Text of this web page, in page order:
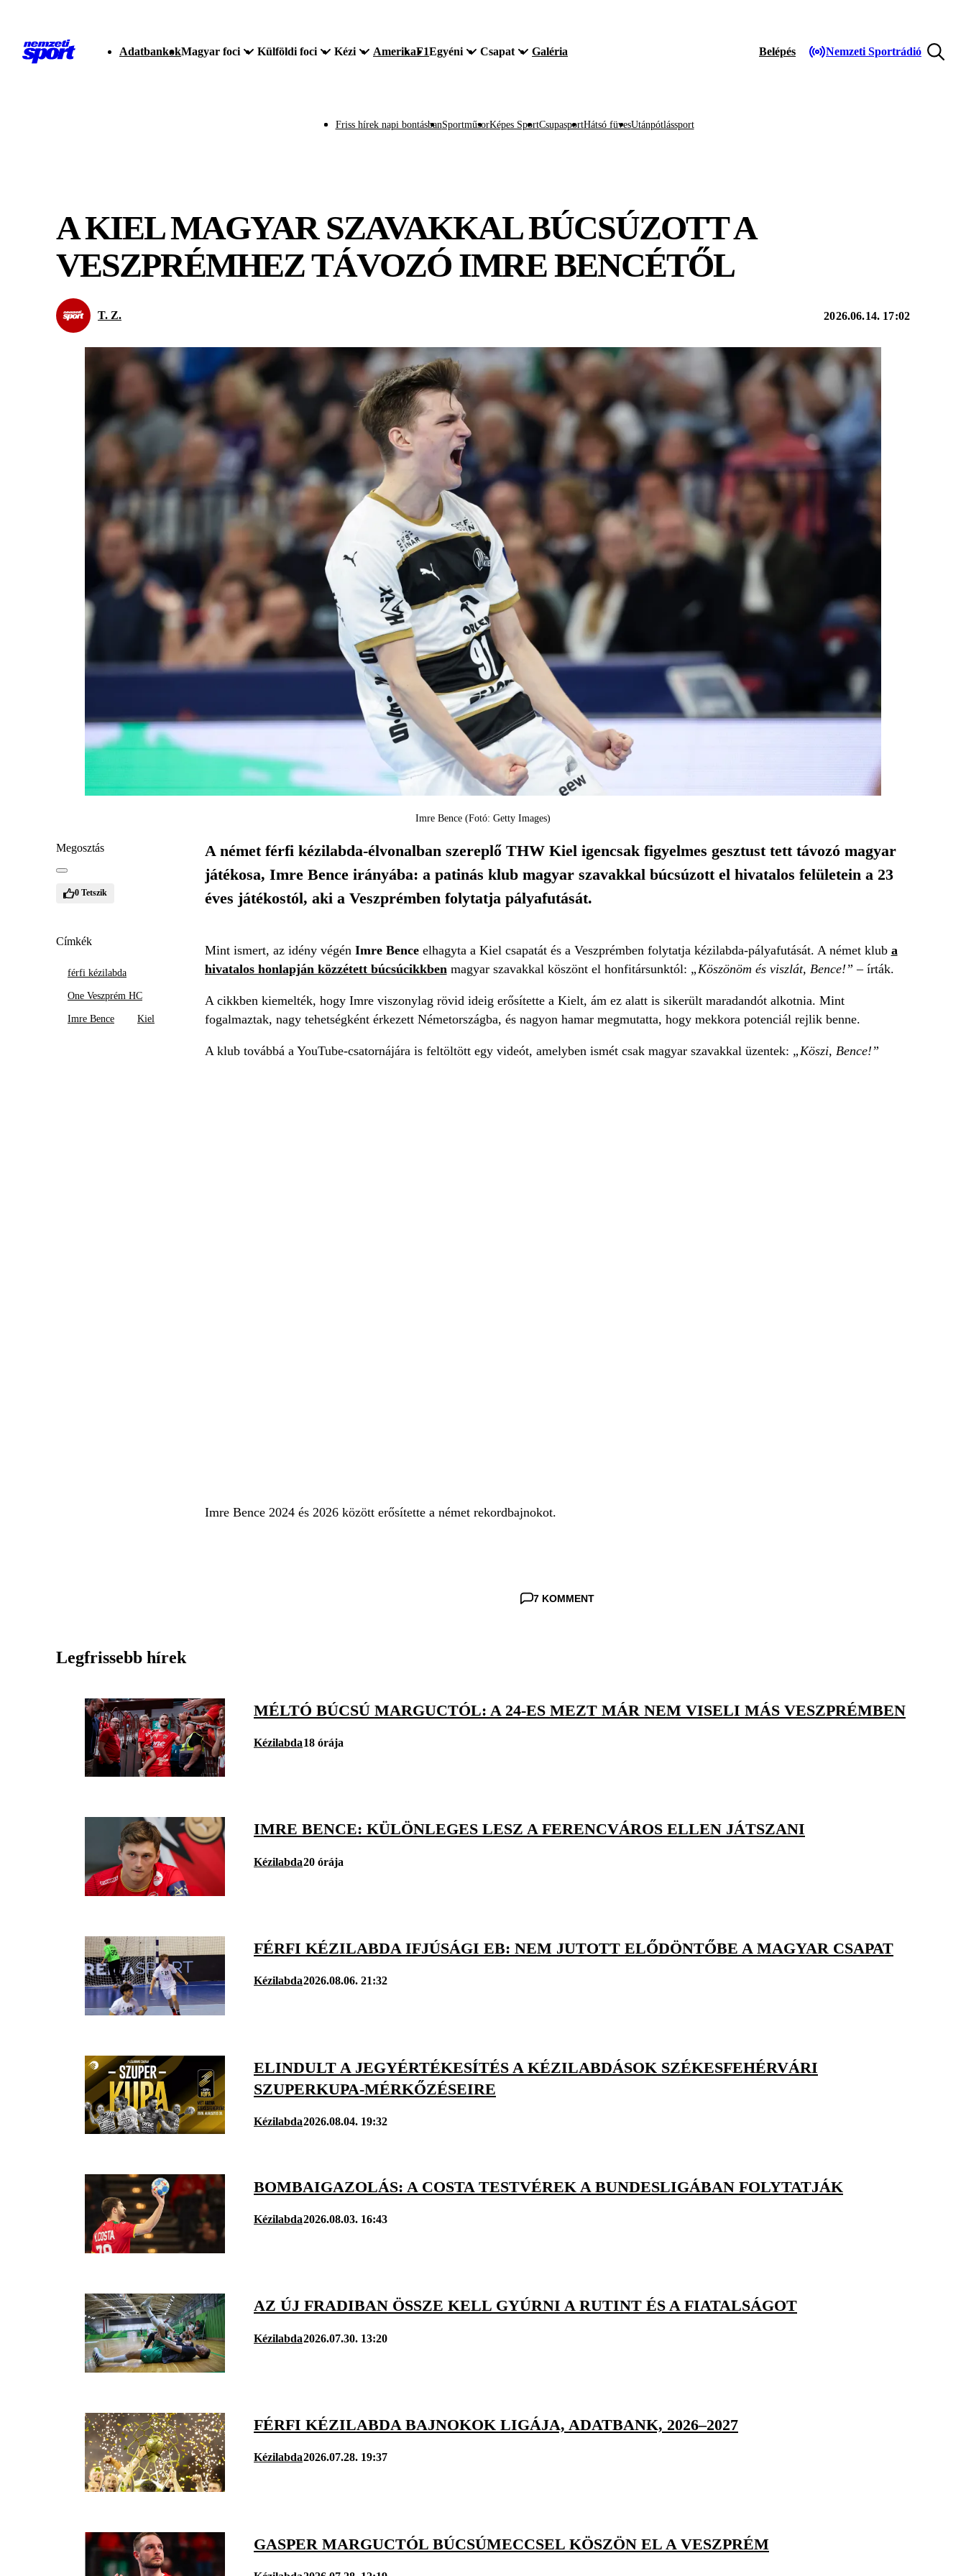
AdatbankokMagyar foci Külföldi foci Kézi AmerikaF1Egyéni Csapat Galéria Belépés Nemzeti Sportrádió
Friss hírek napi bontásbanSportműsorKépes SportCsupasportHátsó füvesUtánpótlássport
A KIEL MAGYAR SZAVAKKAL BÚCSÚZOTT A
VESZPRÉMHEZ TÁVOZÓ IMRE BENCÉTŐL
T. Z. 2026.06.14. 17:02
Imre Bence (Fotó: Getty Images)
Megosztás
0 Tetszik
Címkék
férfi kézilabda
One Veszprém HC
Imre Bence Kiel
A német férfi kézilabda-élvonalban szereplő THW Kiel igencsak figyelmes gesztust tett távozó magyar
játékosa, Imre Bence irányába: a patinás klub magyar szavakkal búcsúzott el hivatalos felületein a 23
éves játékostól, aki a Veszprémben folytatja pályafutását.
Mint ismert, az idény végén Imre Benceelhagyta a Kiel csapatát és a Veszprémben folytatja kézilabda-pályafutását. A német klub a
hivatalos honlapján közzétett búcsúcikkben magyar szavakkal köszönt el honfitársunktól: „Köszönöm és viszlát, Bence!”– írták.
A cikkben kiemelték, hogy Imre viszonylag rövid ideig erősítette a Kielt, ám ez alatt is sikerült maradandót alkotnia. Mint
fogalmaztak, nagy tehetségként érkezett Németországba, és nagyon hamar megmutatta, hogy mekkora potenciál rejlik benne.
A klub továbbá a YouTube-csatornájára is feltöltött egy videót, amelyben ismét csak magyar szavakkal üzentek: „Köszi, Bence!”
Imre Bence 2024 és 2026 között erősítette a német rekordbajnokot.
7 KOMMENT
Legfrissebb hírek
MÉLTÓ BÚCSÚ MARGUCTÓL: A 24-ES MEZT MÁR NEM VISELI MÁS VESZPRÉMBEN
Kézilabda18 órája
IMRE BENCE: KÜLÖNLEGES LESZ A FERENCVÁROS ELLEN JÁTSZANI
Kézilabda20 órája
FÉRFI KÉZILABDA IFJÚSÁGI EB: NEM JUTOTT ELŐDÖNTŐBE A MAGYAR CSAPAT
Kézilabda2026.08.06. 21:32
ELINDULT A JEGYÉRTÉKESÍTÉS A KÉZILABDÁSOK SZÉKESFEHÉRVÁRI
SZUPERKUPA-MÉRKŐZÉSEIRE
Kézilabda2026.08.04. 19:32
BOMBAIGAZOLÁS: A COSTA TESTVÉREK A BUNDESLIGÁBAN FOLYTATJÁK
Kézilabda2026.08.03. 16:43
AZ ÚJ FRADIBAN ÖSSZE KELL GYÚRNI A RUTINT ÉS A FIATALSÁGOT
Kézilabda2026.07.30. 13:20
FÉRFI KÉZILABDA BAJNOKOK LIGÁJA, ADATBANK, 2026–2027
Kézilabda2026.07.28. 19:37
GASPER MARGUCTÓL BÚCSÚMECCSEL KÖSZÖN EL A VESZPRÉM